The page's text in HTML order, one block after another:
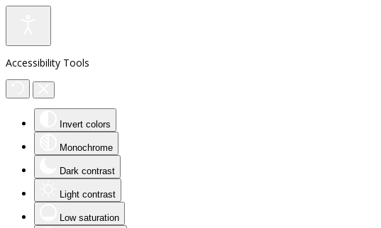
Accessibility Tools
Invert colors
Monochrome
Dark contrast
Light contrast
Low saturation